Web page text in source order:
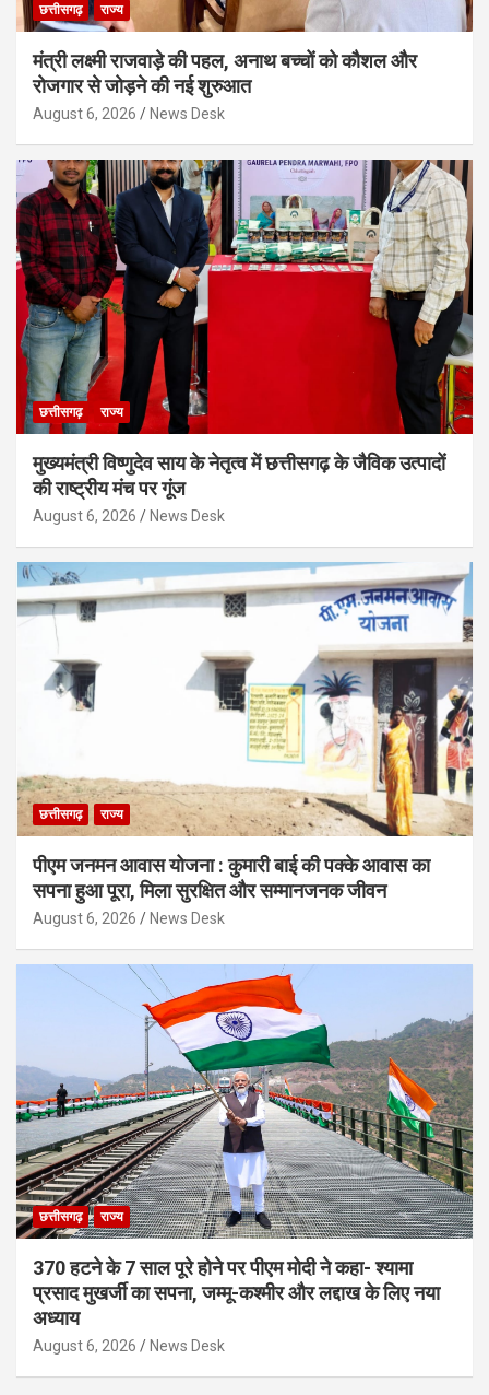
छत्तीसगढ़ राज्य
मंत्री लक्ष्मी राजवाड़े की पहल, अनाथ बच्चों को कौशल और
रोजगार से जोड़ने की नई शुरुआत
August 6, 2026 News Desk
छत्तीसगढ़ राज्य
मुख्यमंत्री विष्णुदेव साय के नेतृत्व में छत्तीसगढ़ के जैविक उत्पादों
की राष्ट्रीय मंच पर गूंज
August 6, 2026 News Desk
छत्तीसगढ़ राज्य
पीएम जनमन आवास योजना : कुमारी बाई की पक्के आवास का
सपना हुआ पूरा, मिला सुरक्षित और सम्मानजनक जीवन
August 6, 2026 News Desk
छत्तीसगढ़ राज्य
370 हटने के 7 साल पूरे होने पर पीएम मोदी ने कहा- श्यामा
प्रसाद मुखर्जी का सपना, जम्मू-कश्मीर और लद्दाख के लिए नया
अध्याय
August 6, 2026 News Desk